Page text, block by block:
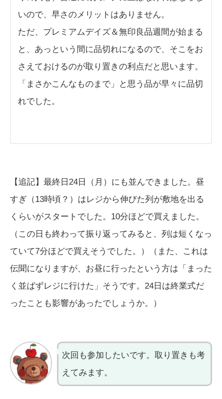
いので、早さのメリットはありません。
ただ、プレミアムデイズ＆無印良品週間が始まる
と、あっという間に品切れになるので、そこをお
さえておけるのが取り置きの利点だと思います。
「まさかこんなものまで」と思う品が早々に品切
れでした。
【追記】最終日24日（月）にも並んできました。昼
すぎ（13時頃？）はレジから伸びた列が敷地を出る
くらいがスタートでした。10分ほどで買えました。
（この日も終わって振り返ってみると、列は短くなっ
ていて7分ほどで買えそうでした。）（また、これは
伝聞になりますが、お昼に行ったという方は「まった
く並ばずレジに行けた」そうです。24日は終業式だ
ったことも影響があったでしょうか。）
次回も参加したいです。取り置きも考
えてみます。